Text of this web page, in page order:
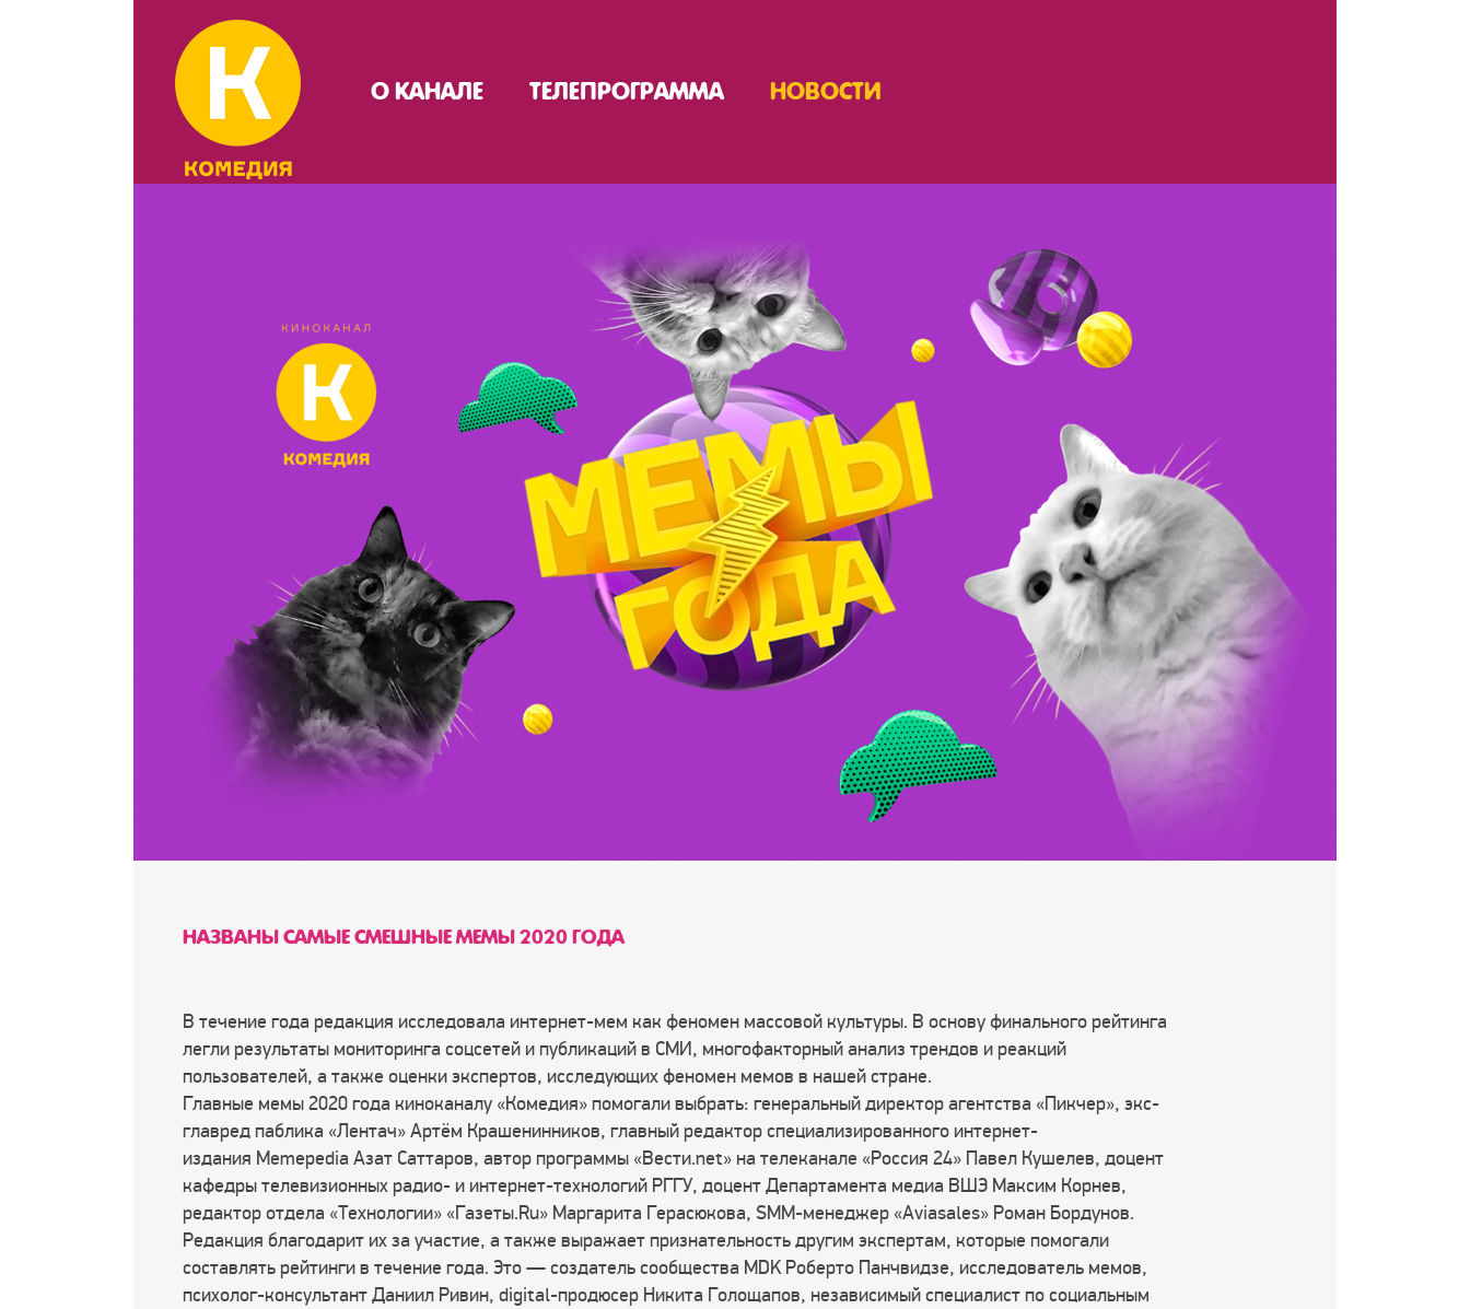
О КАНАЛЕ ТЕЛЕПРОГРАММА НОВОСТИ
НАЗВАНЫ САМЫЕ СМЕШНЫЕ МЕМЫ 2020 ГОДА
В течение года редакция исследовала интернет-мем как феномен массовой культуры. В основу финального рейтинга
легли результаты мониторинга соцсетей и публикаций в СМИ, многофакторный анализ трендов и реакций
пользователей, а также оценки экспертов, исследующих феномен мемов в нашей стране.
Главные мемы 2020 года киноканалу «Комедия» помогали выбрать: генеральный директор агентства «Пикчер», экс-
главред паблика «Лентач» Артём Крашенинников, главный редактор специализированного интернет-
издания Memepedia Азат Саттаров, автор программы «Вести.net» на телеканале «Россия 24» Павел Кушелев, доцент
кафедры телевизионных радио- и интернет-технологий РГГУ, доцент Департамента медиа ВШЭ Максим Корнев,
редактор отдела «Технологии» «Газеты.Ru» Маргарита Герасюкова, SMM-менеджер «Aviasales» Роман Бордунов.
Редакция благодарит их за участие, а также выражает признательность другим экспертам, которые помогали
составлять рейтинги в течение года. Это — создатель сообщества MDK Роберто Панчвидзе, исследователь мемов,
психолог-консультант Даниил Ривин, digital-продюсер Никита Голощапов, независимый специалист по социальным